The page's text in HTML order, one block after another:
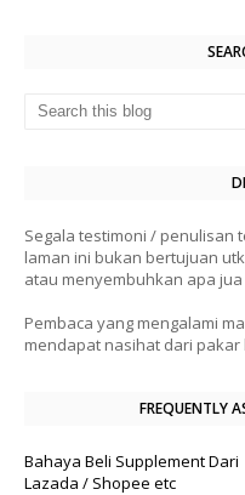
Segala testimoni / penulisan
laman ini bukan bertujuan
atau menyembuhkan apa
Pembaca yang mengalami
mendapat nasihat dari pakar
FREQUENTLY
Bahaya Beli Supplement Dari
Lazada / Shopee etc